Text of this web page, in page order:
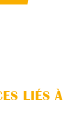
LIÉS À